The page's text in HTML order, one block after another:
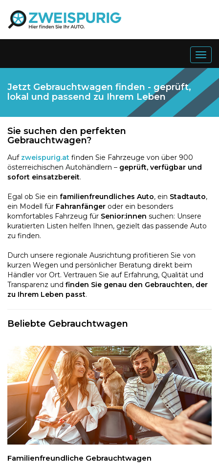
Jetzt Gebrauchtwagen finden - geprüft,
lokal und passend zu Ihrem Leben
Sie suchen den perfekten
Gebrauchtwagen?
Auf zweispurig.at finden Sie Fahrzeuge von über 900
österreichischen Autohändlern – geprüft, verfügbar und
sofort einsatzbereit.
Egal ob Sie ein familienfreundliches Auto, ein Stadtauto,
ein Modell für Fahranfänger oder ein besonders
komfortables Fahrzeug für Senior:innen suchen: Unsere
kuratierten Listen helfen Ihnen, gezielt das passende Auto
zu finden.
Durch unsere regionale Ausrichtung profitieren Sie von
kurzen Wegen und persönlicher Beratung direkt beim
Händler vor Ort. Vertrauen Sie auf Erfahrung, Qualität und
Transparenz und finden Sie genau den Gebrauchten, der
zu Ihrem Leben passt.
Beliebte Gebrauchtwagen
Familienfreundliche Gebrauchtwagen